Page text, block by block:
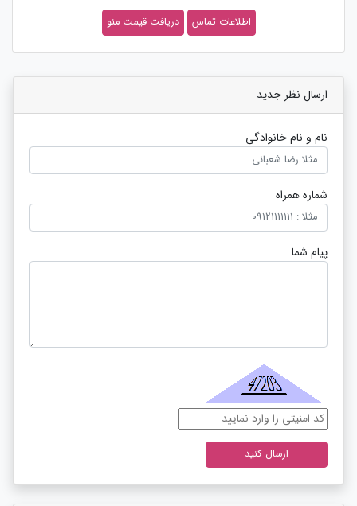
اطلاعات تماس دریافت قیمت منو
ارسال نظر جدید
نام و نام خانوادگی
شماره همراه
پیام شما